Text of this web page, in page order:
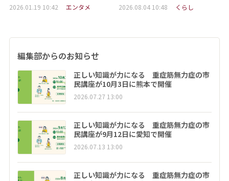
2026.01.19 10:42 エンタメ 2026.08.04 10:48 くらし
編集部からのお知らせ
正しい知識が力になる 重症筋無力症の市
民講座が10月3日に熊本で開催
2026.07.27 13:00
正しい知識が力になる 重症筋無力症の市
民講座が9月12日に愛知で開催
2026.07.13 13:00
正しい知識が力になる 重症筋無力症の市